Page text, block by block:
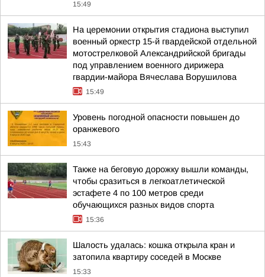
15:49
На церемонии открытия стадиона выступил
военный оркестр 15-й гвардейской отдельной
мотострелковой Александрийской бригады
под управлением военного дирижера
гвардии-майора Вячеслава Ворушилова
15:49
Уровень погодной опасности повышен до
оранжевого
15:43
Также на беговую дорожку вышли команды,
чтобы сразиться в легкоатлетической
эстафете 4 по 100 метров среди
обучающихся разных видов спорта
15:36
Шалость удалась: кошка открыла кран и
затопила квартиру соседей в Москве
15:33